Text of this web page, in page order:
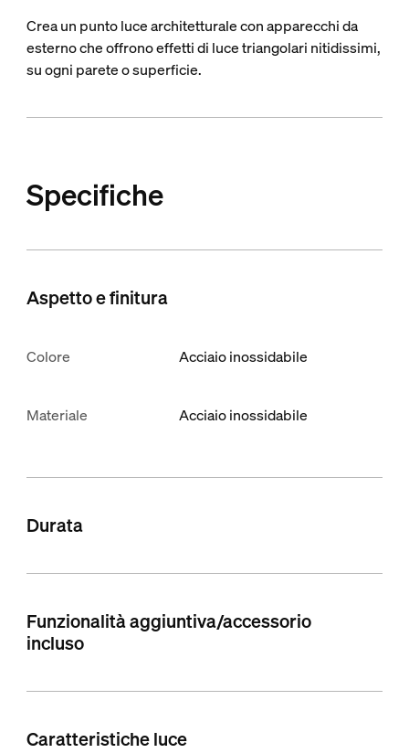
Crea un punto luce architetturale con apparecchi da
esterno che offrono effetti di luce triangolari nitidissimi,
su ogni parete o superficie.
Specifiche
Aspetto e finitura
Colore Acciaio inossidabile
Materiale Acciaio inossidabile
Durata
Funzionalità aggiuntiva/accessorio
incluso
Caratteristiche luce